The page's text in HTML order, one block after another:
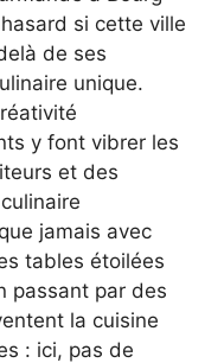
si cette ville
de ses
unique.
y font vibrer les
et des
jamais avec
tables étoilées
passant par des
la cuisine
: ici, pas de